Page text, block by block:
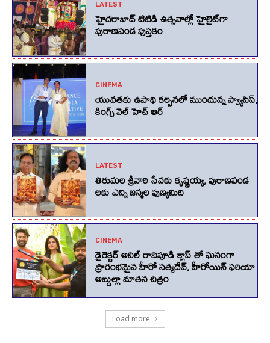
LATEST
హైదరాబాద్ టిటిడి ఉత్సవాల్లో హైలైట్‌గా
పురాణపండ పుస్తకం
CINEMA
యువతకు ఉపాధి కల్పనలో ముందున్న స్వ్యాసిస్,
కింగ్స్‌ వెల్‌ హెచ్‌ ఆర్‌
LATEST
తిరుమల శ్రీవారి సేవకు కృష్ణయ్య, పురాణపండ
లకు ఎన్ని జన్మల పుణ్యమిది
CINEMA
డైరెక్టర్ అనిల్ రావిపూడి క్లాప్ తో ఘనంగా
ప్రారంభమైన హీరో సత్యదేవ్, హీరోయిన్ ఫరియా
అబ్దుల్లా నూతన చిత్రం
Load more